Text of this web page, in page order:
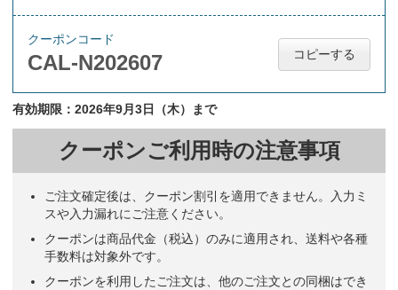
クーポンコード
CAL-N202607 コピーする
有効期限：2026年9月3日（木）まで
クーポンご利用時の注意事項
ご注文確定後は、クーポン割引を適用できません。入力ミ
スや入力漏れにご注意ください。
クーポンは商品代金（税込）のみに適用され、送料や各種
手数料は対象外です。
クーポンを利用したご注文は、他のご注文との同梱はでき